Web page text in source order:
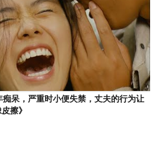
痴呆，严重时小便失禁，丈夫的行为让
擦》